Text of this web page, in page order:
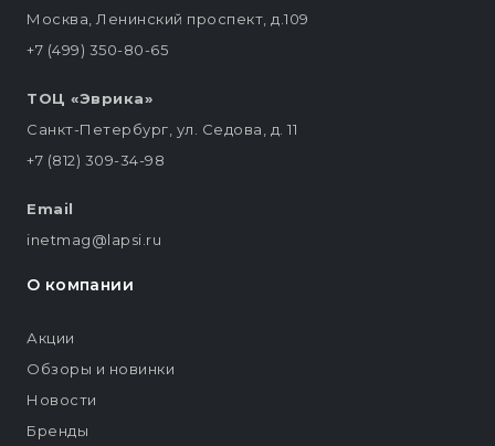
Москва, Ленинский проспект, д.109
+7 (499) 350-80-65
ТОЦ «Эврика»
Санкт-Петербург, ул. Седова, д. 11
+7 (812) 309-34-98
Email
inetmag@lapsi.ru
О компании
Акции
Обзоры и новинки
Новости
Бренды